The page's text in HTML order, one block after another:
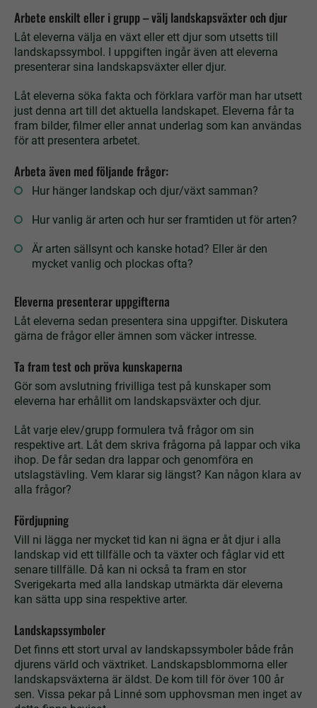
Arbete enskilt eller i grupp – välj landskapsväxter och djur
Låt eleverna välja en växt eller ett djur som utsetts till
landskapssymbol. I uppgiften ingår även att eleverna
presenterar sina landskapsväxter eller djur.
Låt eleverna söka fakta och förklara varför man har utsett
just denna art till det aktuella landskapet. Eleverna får ta
fram bilder, filmer eller annat underlag som kan användas
för att presentera arbetet.
Arbeta även med följande frågor:
Hur hänger landskap och djur/växt samman?
Hur vanlig är arten och hur ser framtiden ut för arten?
Är arten sällsynt och kanske hotad? Eller är den
mycket vanlig och plockas ofta?
Eleverna presenterar uppgifterna
Låt eleverna sedan presentera sina uppgifter. Diskutera
gärna de frågor eller ämnen som väcker intresse.
Ta fram test och pröva kunskaperna
Gör som avslutning frivilliga test på kunskaper som
eleverna har erhållit om landskapsväxter och djur.
Låt varje elev/grupp formulera två frågor om sin
respektive art. Låt dem skriva frågorna på lappar och vika
ihop. De får sedan dra lappar och genomföra en
utslagstävling. Vem klarar sig längst? Kan någon klara av
alla frågor?
Fördjupning
Vill ni lägga ner mycket tid kan ni ägna er åt djur i alla
landskap vid ett tillfälle och ta växter och fåglar vid ett
senare tillfälle. Då kan ni också ta fram en stor
Sverigekarta med alla landskap utmärkta där eleverna
kan sätta upp sina respektive arter.
Landskapssymboler
Det finns ett stort urval av landskaps­symboler både från
djurens värld och växtriket. Landskapsblommorna eller
landskapsväxterna är äldst. De kom till för över 100 år
sen. Vissa pekar på Linné som upphovsman men inget av